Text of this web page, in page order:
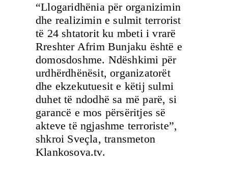
“Llogaridhënia për organizimin
dhe realizimin e sulmit terrorist
të 24 shtatorit ku mbeti i vrarë
Rreshter Afrim Bunjaku është e
domosdoshme. Ndëshkimi për
urdhërdhënësit, organizatorët
dhe ekzekutuesit e këtij sulmi
duhet të ndodhë sa më parë, si
garancë e mos përsëritjes së
akteve të ngjashme terroriste”,
shkroi Sveçla, transmeton
Klankosova.tv.